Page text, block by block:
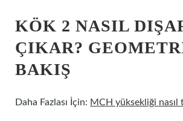
KÖK 2 NASIL
ÇIKAR?
BAKIŞ
Daha Fazlası İçin: MCH yüksekliği nasıl